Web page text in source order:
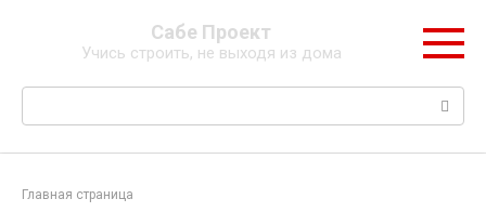
Сабе Проект
Учись строить, не выходя из дома
Поиск:
Главная страница